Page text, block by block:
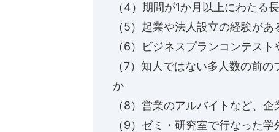
（4）期間が1か月以上にわたる
（5）起業や法人設立の経験があ
（6）ビジネスプランコンテス
（7）知人ではない多人数の前
か
（8）営業のアルバイトなど、
（9）ゼミ・研究室で行なった